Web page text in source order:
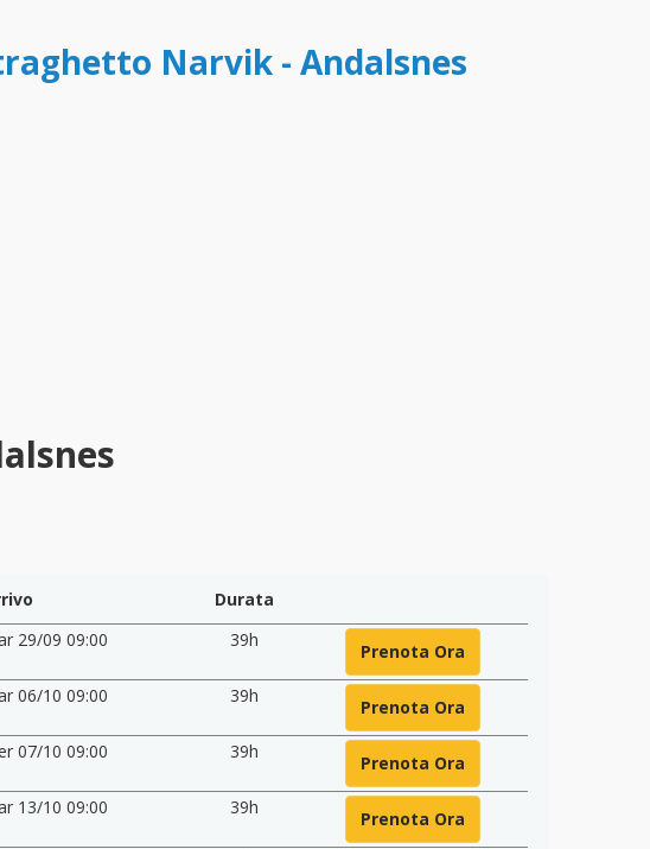
Narvik - Andalsnes
Durata
29/09 09:00 39h
Prenota Ora
06/10 09:00 39h
Prenota Ora
07/10 09:00 39h
Prenota Ora
13/10 09:00 39h
Prenota Ora